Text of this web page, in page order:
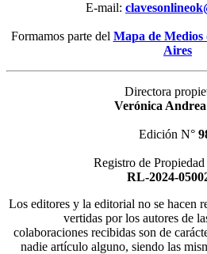
E-mail:
Formamos parte del Mapa de Medios
Aires
Directora
Verónica
Edición N°
Registro de
RL-2024-
Los editores y la editorial no se hacen
vertidas por los autores de
colaboraciones recibidas son de
nadie artículo alguno, siendo las